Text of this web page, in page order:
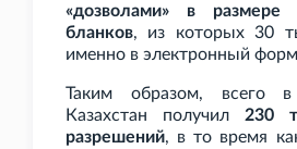
«дозволами» в
бланков, из которых 30
именно в электронный
Таким образом, всего
Казахстан получил 230
разрешений, в то время